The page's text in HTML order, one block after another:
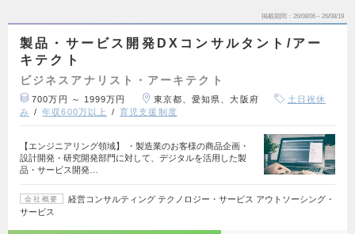
掲載期間 26/08/06～26/08/19
製品・サービス開発DXコンサルタント/アー
キテクト
ビジネスアナリスト・アーキテクト
700万円 ～ 1999万円 東京都、愛知県、大阪府
土日祝休
み
年収600万以上 育児支援制度
【エンジニアリング領域】 ・製造業のお客様の商品企画・
設計開発・研究開発部門に対して、デジタルを活用した製
品・サービス開発…
会社概要
経営コンサルティング テクノロジー・サービス アウトソーシング・
サービス